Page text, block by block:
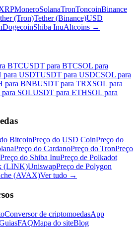
MoneroSolanaTronToncoinBinance
(Tron)Tether (Binance)USD
DogecoinShiba InuAltcoins →
BTCUSDT para BTCSOL para
para USDTUSDT para USDCSOL para
para BNBUSDT para TRXSOL para
SOLUSDT para ETHSOL para
BitcoinPreço do USD CoinPreço do
Preço do CardanoPreço do TronPreço
Preço do Shiba InuPreço de Polkadot
(LINK)UniswapPreço de Polygon
(AVAX)Ver tudo →
Conversor de criptomoedasApp
FAQMapa do siteBlog